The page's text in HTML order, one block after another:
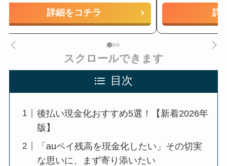
詳細をコチラ 詳
スクロールできます
目次
後払い現金化おすすめ5選！【新着2026年
版】
「auペイ残高を現金化したい」その切実
な思いに、まず寄り添いたい